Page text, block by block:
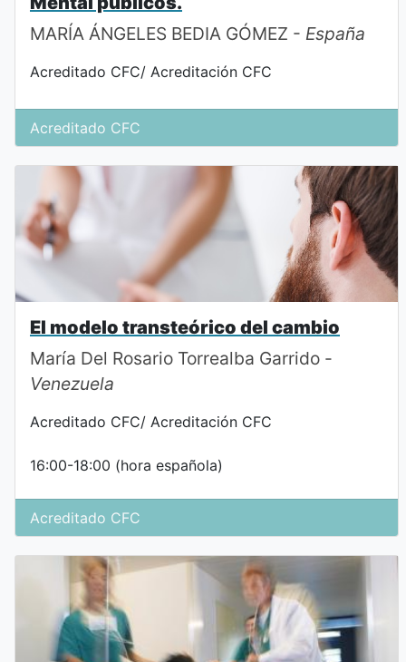
MARÍA ÁNGELES BEDIA GÓMEZ - España
Acreditado CFC/ Acreditación CFC
18:15-20:15 (hora española)
Acreditado CFC
El modelo transteórico del cambio
María Del Rosario Torrealba Garrido -
Venezuela
Acreditado CFC/ Acreditación CFC
16:00-18:00 (hora española)
Acreditado CFC